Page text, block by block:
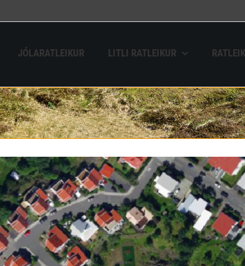
JÓLARATLEIKUR LITLI RATLEIKUR